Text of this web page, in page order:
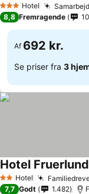
3 StjernerHotel
8,8 Fremragende
Af 692 kr.
Se priser fra 3
2 Stjerner
Hotel
Hotel Fruerlund
7,7 Godt 1.482